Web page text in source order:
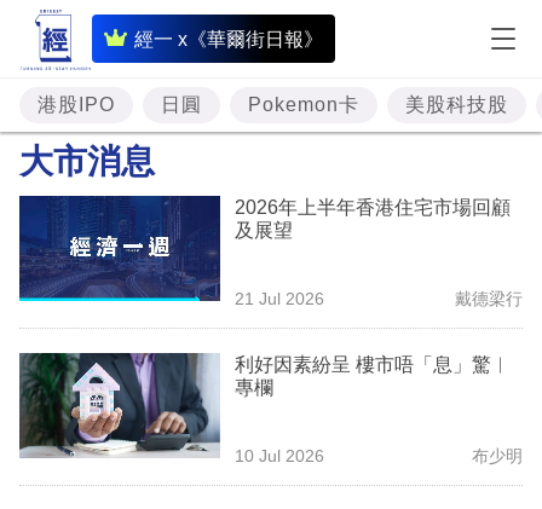
經一 x《華爾街日報》
即
時
財
經
題
投
資
樓
市
理
港股IPO 日圓 Pokemon卡 美股科技股
大市消息
2026年上半年香港住宅市場回顧
及展望
21 Jul 2026 戴德梁行
利好因素紛呈 樓市唔「息」驚︳
專欄
10 Jul 2026 布少明